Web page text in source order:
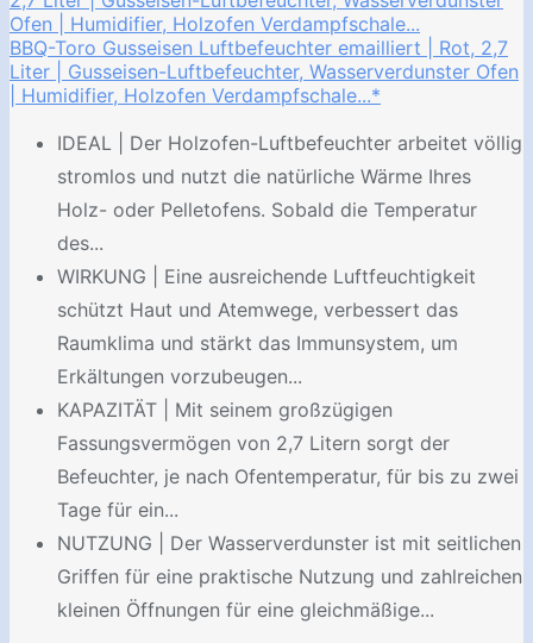
BBQ-Toro Gusseisen Luftbefeuchter emailliert | Rot, 2,7
Liter | Gusseisen-Luftbefeuchter, Wasserverdunster Ofen
| Humidifier, Holzofen Verdampfschale...*
IDEAL | Der Holzofen-Luftbefeuchter arbeitet völlig
stromlos und nutzt die natürliche Wärme Ihres
Holz- oder Pelletofens. Sobald die Temperatur
des...
WIRKUNG | Eine ausreichende Luftfeuchtigkeit
schützt Haut und Atemwege, verbessert das
Raumklima und stärkt das Immunsystem, um
Erkältungen vorzubeugen...
KAPAZITÄT | Mit seinem großzügigen
Fassungsvermögen von 2,7 Litern sorgt der
Befeuchter, je nach Ofentemperatur, für bis zu zwei
Tage für ein...
NUTZUNG | Der Wasserverdunster ist mit seitlichen
Griffen für eine praktische Nutzung und zahlreichen
kleinen Öffnungen für eine gleichmäßige...